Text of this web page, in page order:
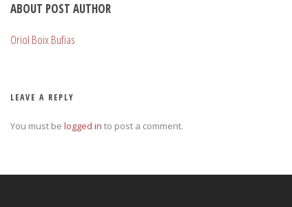
ABOUT POST AUTHOR
Oriol Boix Bufias
LEAVE A REPLY
You must be logged in to post a comment.